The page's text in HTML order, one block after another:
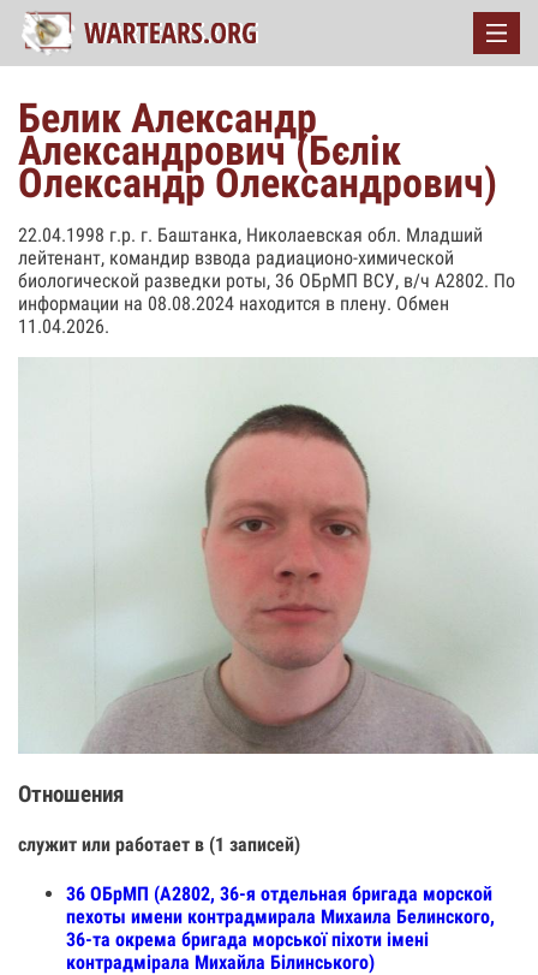
Белик Александр
Александрович (Бєлік
Олександр Олександрович)
22.04.1998 г.р. г. Баштанка, Николаевская обл. Младший
лейтенант, командир взвода радиационо-химической
биологической разведки роты, 36 ОБрМП ВСУ, в/ч А2802. По
информации на 08.08.2024 находится в плену. Обмен
11.04.2026.
Отношения
служит или работает в (1 записей)
36 ОБрМП (А2802, 36-я отдельная бригада морской
пехоты имени контрадмирала Михаила Белинского,
36-та окрема бригада морської піхоти імені
контрадмірала Михайла Білинського)